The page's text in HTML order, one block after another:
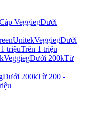
Cáp VeggiegDưới
UnitekVeggiegDưới
triệuTrên 1 triệu
VeggiegDưới 200kTừ
Dưới 200kTừ 200 -